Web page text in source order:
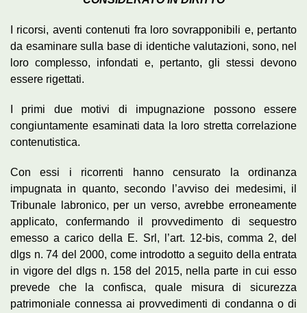
I ricorsi, aventi contenuti fra loro sovrapponibili e, pertanto
da esaminare sulla base di identiche valutazioni, sono, nel
loro complesso, infondati e, pertanto, gli stessi devono
essere rigettati.
I primi due motivi di impugnazione possono essere
congiuntamente esaminati data la loro stretta correlazione
contenutistica.
Con essi i ricorrenti hanno censurato la ordinanza
impugnata in quanto, secondo l’avviso dei medesimi, il
Tribunale labronico, per un verso, avrebbe erroneamente
applicato, confermando il provvedimento di sequestro
emesso a carico della E. Srl, l’art. 12-bis, comma 2, del
dlgs n. 74 del 2000, come introdotto a seguito della entrata
in vigore del dlgs n. 158 del 2015, nella parte in cui esso
prevede che la confisca, quale misura di sicurezza
patrimoniale connessa ai provvedimenti di condanna o di